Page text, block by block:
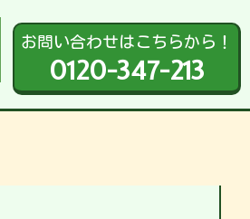
お問い合わせはこちらから！
0120-347-213